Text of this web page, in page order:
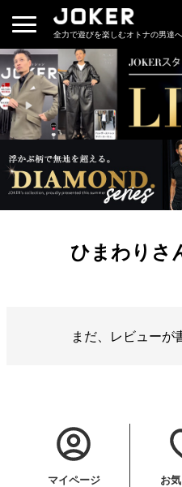
全力で遊びを楽しむオトナの男達へ
ひまわりさ
まだ、レビューが
マイページ お